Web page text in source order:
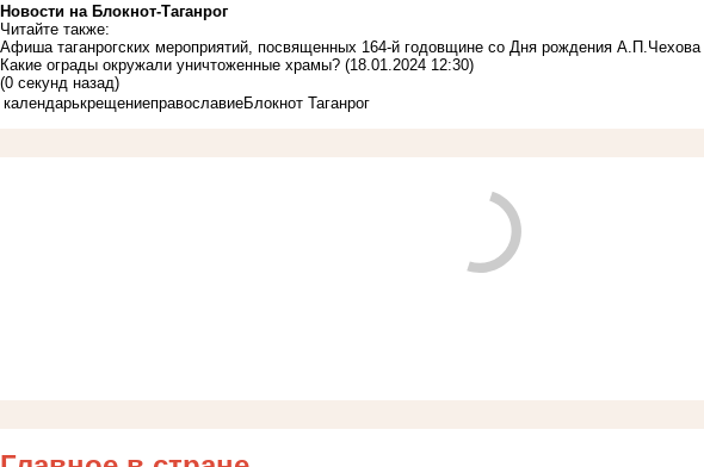
Новости на Блoкнoт-Таганрог
Читайте также:
Афиша таганрогских мероприятий, посвященных 164-й годовщине со Дня рождения А.П.Чехова
Какие ограды окружали уничтоженные храмы? (18.01.2024 12:30)
(0 секунд назад)
календарькрещениеправославиеБлокнот Таганрог